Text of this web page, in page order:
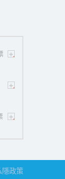
+
+
+
隱政策